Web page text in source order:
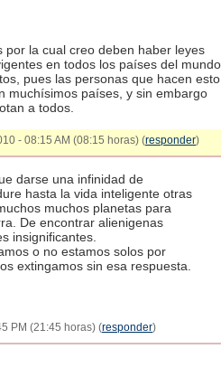
por la cual creo deben haber leyes
en todos los países del mundo
pues las personas que hacen esto
muchísimos países, y sin embargo
a todos.
- 08:15 AM (08:15 horas) (responder)
darse una infinidad de
hasta la vida inteligente otras
muchos planetas para
De encontrar alienigenas
insignificantes.
o no estamos solos por
extingamos sin esa respuesta.
PM (21:45 horas) (responder)